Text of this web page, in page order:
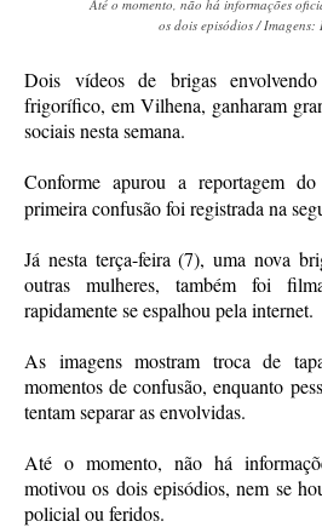
Até o momento, não há informações
os dois episódios / Imagens:
Dois vídeos de brigas
frigorífico, em Vilhena, ganharam
sociais nesta semana.
Conforme apurou a reportagem
primeira confusão foi registrada na
Já nesta terça-feira (7), uma nova
outras mulheres, também foi
rapidamente se espalhou pela internet.
As imagens mostram troca de
momentos de confusão, enquanto
tentam separar as envolvidas.
Até o momento, não há
motivou os dois episódios, nem se
policial ou feridos.